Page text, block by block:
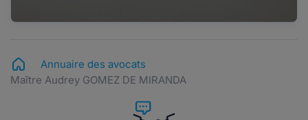
Annuaire des avocats
Maître Audrey GOMEZ DE MIRANDA